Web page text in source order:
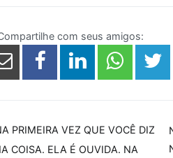
com seus amigos:
PRIMEIRA VEZ QUE VOCÊ DIZ
COISA. ELA É OUVIDA. NA